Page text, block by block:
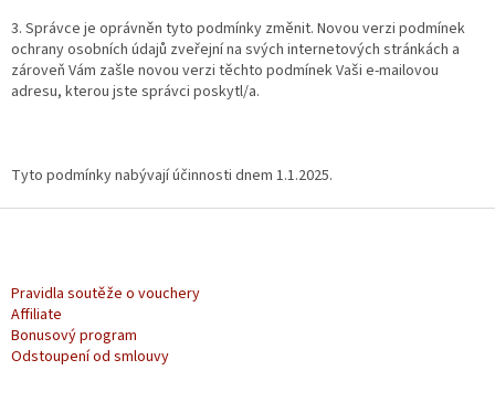
3. Správce je oprávněn tyto podmínky změnit. Novou verzi podmínek
ochrany osobních údajů zveřejní na svých internetových stránkách a
zároveň Vám zašle novou verzi těchto podmínek Vaši e-mailovou
adresu, kterou jste správci poskytl/a.
Tyto podmínky nabývají účinnosti dnem 1.1.2025.
Pravidla soutěže o vouchery
Affiliate
Bonusový program
Odstoupení od smlouvy